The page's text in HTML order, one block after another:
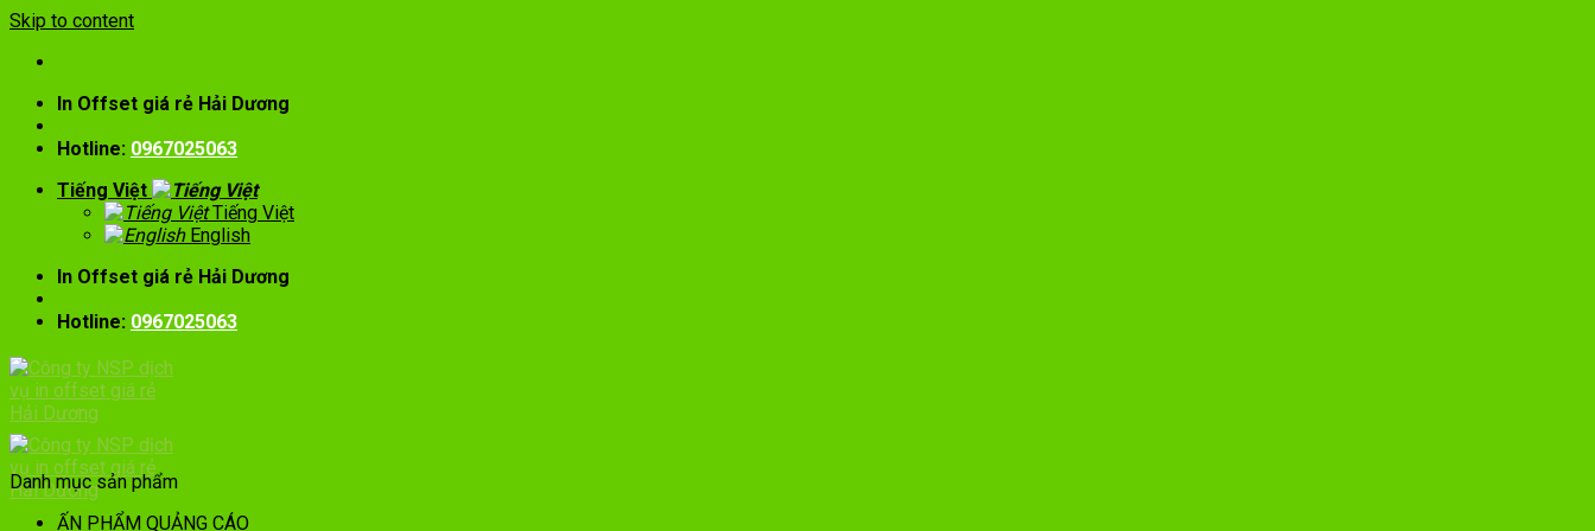
Skip to content
In Offset giá rẻ Hải Dương
Hotline: 0967025063
Tiếng Việt
Tiếng Việt
English
In Offset giá rẻ Hải Dương
Hotline: 0967025063
Danh mục sản phẩm
ẤN PHẨM QUẢNG CÁO